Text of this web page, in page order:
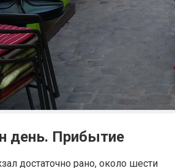
день. Прибытие
достаточно рано, около шести